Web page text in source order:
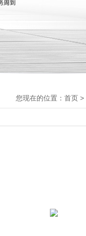
您现在的位置： 首页 >